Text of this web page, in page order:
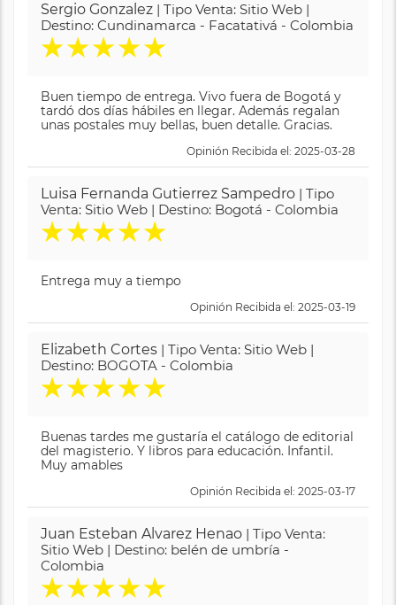
Sergio Gonzalez | Tipo Venta: Sitio Web |
Destino: Cundinamarca - Facatativá - Colombia
★★★★★
Buen tiempo de entrega. Vivo fuera de Bogotá y
tardó dos días hábiles en llegar. Además regalan
unas postales muy bellas, buen detalle. Gracias.
Opinión Recibida el: 2025-03-28
Luisa Fernanda Gutierrez Sampedro | Tipo
Venta: Sitio Web | Destino: Bogotá - Colombia
★★★★★
Entrega muy a tiempo
Opinión Recibida el: 2025-03-19
Elizabeth Cortes | Tipo Venta: Sitio Web |
Destino: BOGOTA - Colombia
★★★★★
Buenas tardes me gustaría el catálogo de editorial
del magisterio. Y libros para educación. Infantil.
Muy amables
Opinión Recibida el: 2025-03-17
Juan Esteban Alvarez Henao | Tipo Venta:
Sitio Web | Destino: belén de umbría -
Colombia
★★★★★